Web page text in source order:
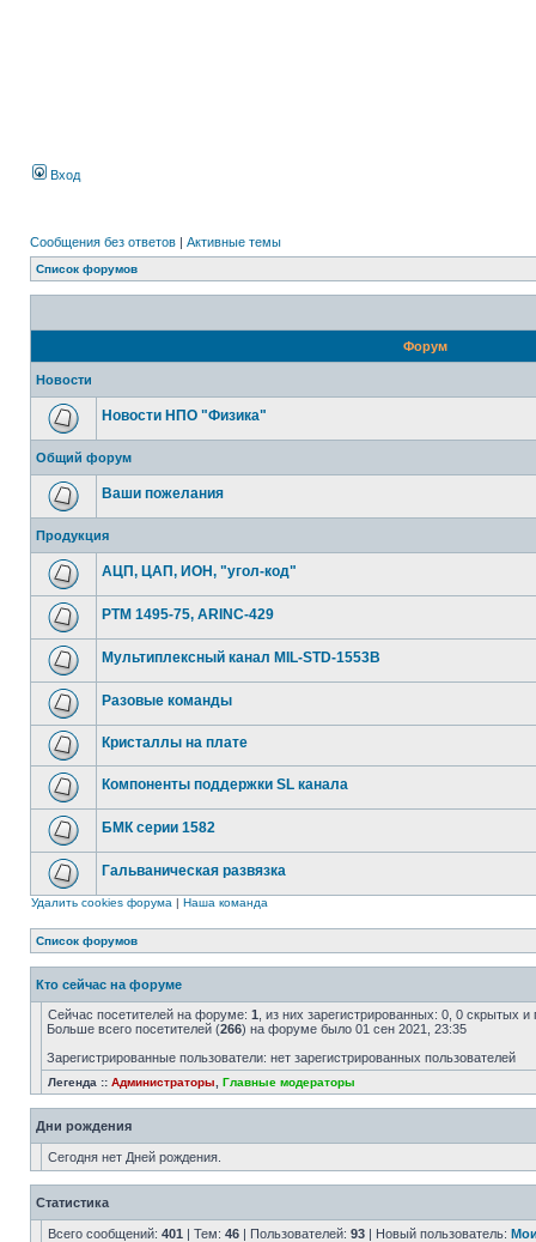
Вход
Сообщения без ответов | Активные темы
Список форумов
Форум
Новости
Новости НПО "Физика"
Общий форум
Ваши пожелания
Продукция
АЦП, ЦАП, ИОН, "угол-код"
РТМ 1495-75, ARINC-429
Мультиплексный канал MIL-STD-1553B
Разовые команды
Кристаллы на плате
Компоненты поддержки SL канала
БМК серии 1582
Гальваническая развязка
Удалить cookies форума | Наша команда
Список форумов
Кто сейчас на форуме
Сейчас посетителей на форуме: 1 , из них зарегистрированных: 0, 0 скрытых
Больше всего посетителей (266) на форуме было 01 сен 2021, 23:35
Зарегистрированные пользователи: нет зарегистрированных пользователей
Легенда :: Администраторы Главные модераторы
Дни рождения
Сегодня нет Дней рождения.
Статистика
Всего сообщений: 401 | Тем: 46 | Пользователей: 93 | Новый пользователь: